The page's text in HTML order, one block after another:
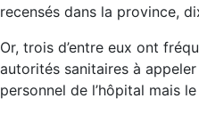
recensés dans la province,
Or, trois d’entre eux ont
autorités sanitaires à
personnel de l’hôpital mais